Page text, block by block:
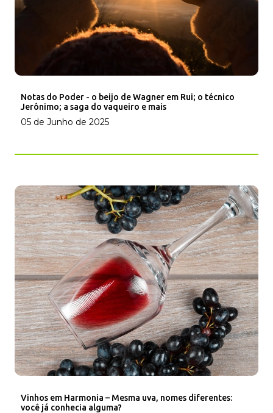
Notas do Poder - o beijo de Wagner em Rui; o técnico
Jerônimo; a saga do vaqueiro e mais
05 de Junho de 2025
Vinhos em Harmonia – Mesma uva, nomes diferentes:
você já conhecia alguma?